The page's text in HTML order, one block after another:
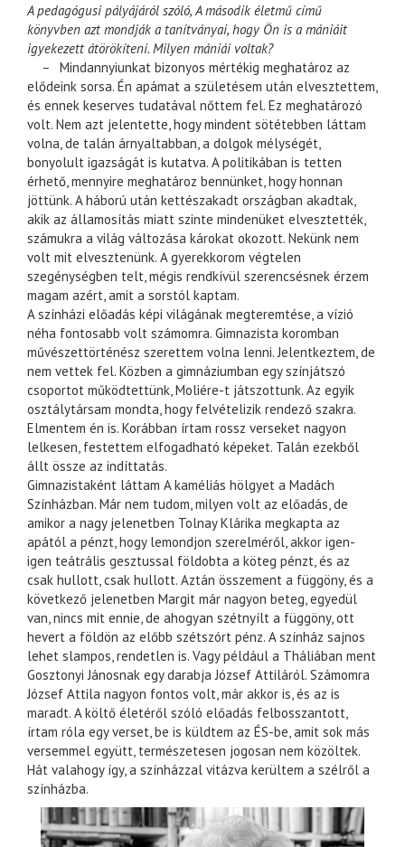
A pedagógusi pályájáról szóló, A második életmű című
könyvben azt mondják a tanítványai, hogy Ön is a mániáit
igyekezett átörökíteni. Milyen mániái voltak?
– Mindannyiunkat bizonyos mértékig meghatároz az
elődeink sorsa. Én apámat a születésem után elvesztettem,
és ennek keserves tudatával nőttem fel. Ez meghatározó
volt. Nem azt jelentette, hogy mindent sötétebben láttam
volna, de talán árnyaltabban, a dolgok mélységét,
bonyolult igazságát is kutatva. A politikában is tetten
érhető, mennyire meghatároz bennünket, hogy honnan
jöttünk. A háború után kettészakadt országban akadtak,
akik az államosítás miatt szinte mindenüket elvesztették,
számukra a világ változása károkat okozott. Nekünk nem
volt mit elvesztenünk. A gyerekkorom végtelen
szegénységben telt, mégis rendkívül szerencsésnek érzem
magam azért, amit a sorstól kaptam.
A színházi előadás képi világának megteremtése, a vízió
néha fontosabb volt számomra. Gimnazista koromban
művészettörténész szerettem volna lenni. Jelentkeztem, de
nem vettek fel. Közben a gimnáziumban egy színjátszó
csoportot működtettünk, Moliére-t játszottunk. Az egyik
osztálytársam mondta, hogy felvételizik rendező szakra.
Elmentem én is. Korábban írtam rossz verseket nagyon
lelkesen, festettem elfogadható képeket. Talán ezekből
állt össze az indíttatás.
Gimnazistaként láttam A kaméliás hölgyet a Madách
Színházban. Már nem tudom, milyen volt az előadás, de
amikor a nagy jelenetben Tolnay Klárika megkapta az
apától a pénzt, hogy lemondjon szerelméről, akkor igen-
igen teátrális gesztussal földobta a köteg pénzt, és az
csak hullott, csak hullott. Aztán összement a függöny, és a
következő jelenetben Margit már nagyon beteg, egyedül
van, nincs mit ennie, de ahogyan szétnyílt a függöny, ott
hevert a földön az előbb szétszórt pénz. A színház sajnos
lehet slampos, rendetlen is. Vagy például a Tháliában ment
Gosztonyi Jánosnak egy darabja József Attiláról. Számomra
József Attila nagyon fontos volt, már akkor is, és az is
maradt. A költő életéről szóló előadás felbosszantott,
írtam róla egy verset, be is küldtem az ÉS-be, amit sok más
versemmel együtt, természetesen jogosan nem közöltek.
Hát valahogy így, a színházzal vitázva kerültem a szélről a
színházba.